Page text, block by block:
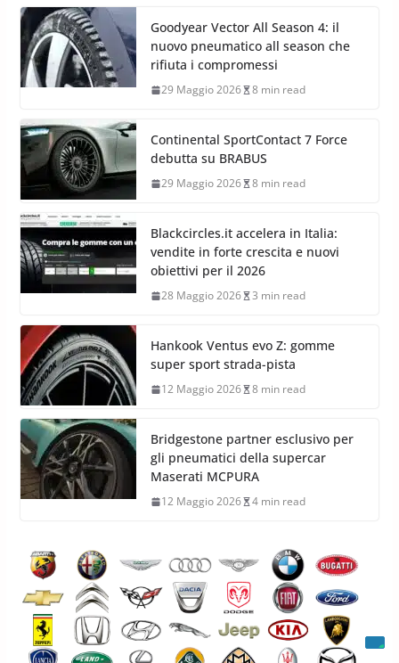
Goodyear Vector All Season 4: il
nuovo pneumatico all season che
rifiuta i compromessi
29 Maggio 2026 8 min read
Continental SportContact 7 Force
debutta su BRABUS
29 Maggio 2026 8 min read
Blackcircles.it accelera in Italia:
vendite in forte crescita e nuovi
obiettivi per il 2026
28 Maggio 2026 3 min read
Hankook Ventus evo Z: gomme
super sport strada-pista
12 Maggio 2026 8 min read
Bridgestone partner esclusivo per
gli pneumatici della supercar
Maserati MCPURA
12 Maggio 2026 4 min read